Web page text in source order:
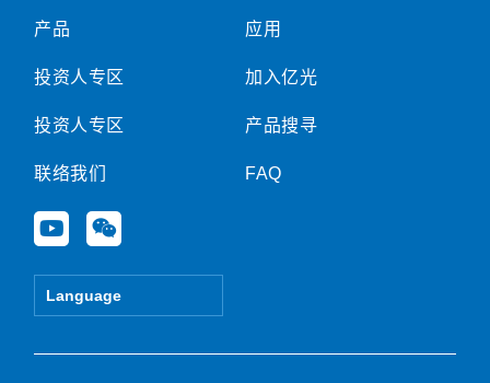
产品
投资人专区
投资人专区
联络我们
Y
o
u
e
W
e
i
Language
应用
加入亿光
产品搜寻
FAQ